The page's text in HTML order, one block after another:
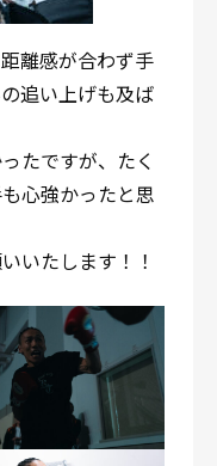
離感が合わず手
追い上げも及ば
たですが、たく
心強かったと思
いたします！！